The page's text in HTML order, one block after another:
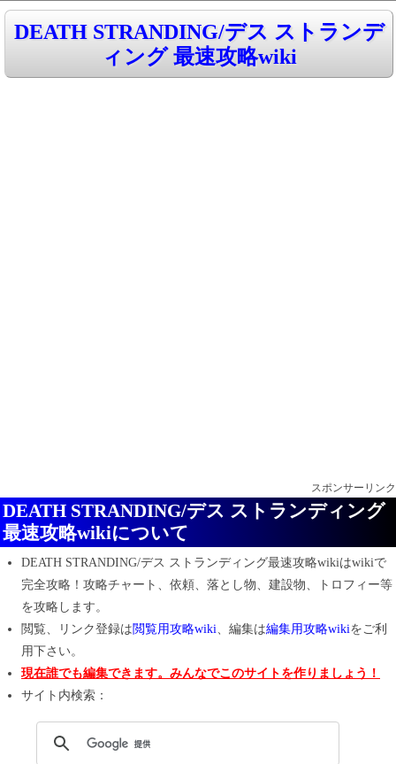
DEATH STRANDING/デス ストランデ
ィング 最速攻略wiki
スポンサーリンク
DEATH STRANDING/デス ストランディング
最速攻略wikiについて
DEATH STRANDING/デス ストランディング最速攻略wikiはwikiで
完全攻略！ 攻略チャート、依頼、落とし物、建設物、トロフィー等
を攻略します。
閲覧、リンク登録は閲覧用攻略wiki、編集は編集用攻略wikiをご利
用下さい。
現在誰でも編集できます。みんなでこのサイトを作りましょう！
サイト内検索：